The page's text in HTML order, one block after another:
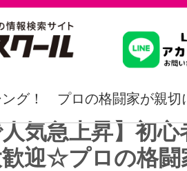
習いたいこ
スクールを
グ！ プロの格闘家が親切
人気急上昇】初心
迎☆プロの格闘